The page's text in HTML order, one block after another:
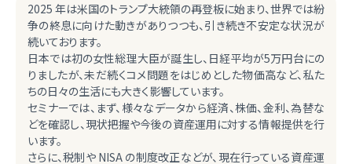
2025 年は米国のトランプ大統領の再登板に始まり、世界では紛
争の終息に向けた動きがありつつも、引き続き不安定な状況が
続いております。
日本では初の女性総理大臣が誕生し、日経平均が5万円台にの
りましたが、未だ続くコメ問題をはじめとした物価高など、私た
ちの日々の生活にも大きく影響しています。
セミナーでは、まず、様々なデータから経済、株価、金利、為替な
どを確認し、現状把握や今後の資産運用に対する情報提供を行
います。
さらに、税制や NISA の制度改正などが、現在行っている資産運